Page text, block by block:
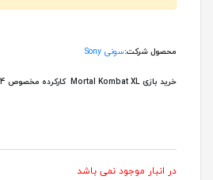
محصول شرکت:سونی Sony
خرید بازی Mortal Kombat XL کارکرده مخصوص PS4
در انبار موجود نمی باشد